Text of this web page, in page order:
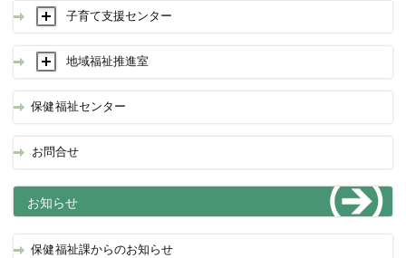
子育て支援センター
地域福祉推進室
保健福祉センター
お問合せ
お知らせ
保健福祉課からのお知らせ